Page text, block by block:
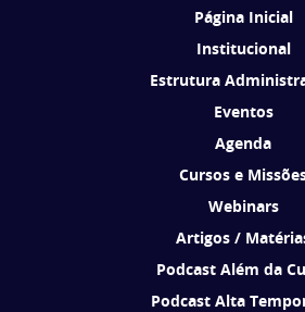
Página Inicial
Institucional
Estrutura
Eventos
Agenda
Cursos e
Webinars
Artigos /
Podcast Além da
Podcast Alta